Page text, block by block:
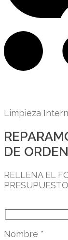
Limpieza
DE
RELLENA EL
Nombre *